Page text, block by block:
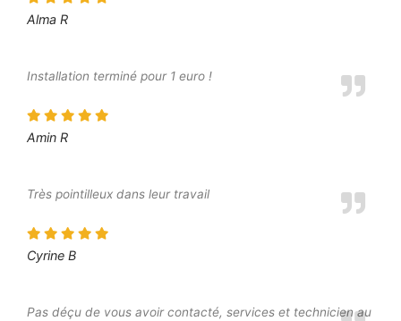
Alma R
Installation terminé pour 1 euro !
Amin R
Très pointilleux dans leur travail
Cyrine B
Pas déçu de vous avoir contacté, services et technicien au